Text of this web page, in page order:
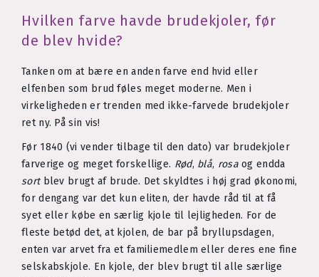
Hvilken farve havde brudekjoler, før
de blev hvide?
Tanken om at bære en anden farve end hvid eller
elfenben som brud føles meget moderne. Men i
virkeligheden er trenden med ikke-farvede brudekjoler
ret ny. På sin vis!
Før 1840 (vi vender tilbage til den dato) var brudekjoler
farverige og meget forskellige. Rød, blå, rosaog endda
sortblev brugt af brude. Det skyldtes i høj grad økonomi,
for dengang var det kun eliten, der havde råd til at få
syet eller købe en særlig kjole til lejligheden. For de
fleste betød det, at kjolen, de bar på bryllupsdagen,
enten var arvet fra et familiemedlem eller deres ene fine
selskabskjole. En kjole, der blev brugt til alle særlige